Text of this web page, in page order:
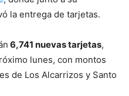
la entrega de tarjetas.
6,741 nuevas tarjetas,
lunes, con montos
de Los Alcarrizos y Santo